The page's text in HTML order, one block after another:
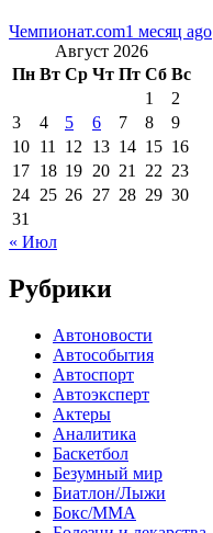
Чемпионат.com1 месяц ago
Август 2026
Пн Вт Ср Чт Пт Сб Вс
1
2
3
4 5 6 7 8
9
10 11 12 13 14 15 16
17 18 19 20 21 22 23
24 25 26 27 28 29 30
31
« Июл
Рубрики
Автоновости
Автособытия
Автоспорт
Автоэксперт
Актеры
Аналитика
Баскетбол
Безумный мир
Биатлон/Лыжи
Бокс/MMA